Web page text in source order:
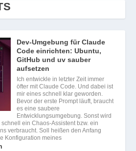
Dev-Umgebung für Claude
Code einrichten: Ubuntu,
GitHub und uv sauber
aufsetzen
Ich entwickle in letzter Zeit immer
öfter mit Claude Code. Und dabei ist
mir eines schnell klar geworden.
Bevor der erste Prompt läuft, braucht
es eine saubere
Entwicklungsumgebung. Sonst wird
ein Chaos-Assistent bzw. ein
verbraucht. Soll heißen den Anfang
Konfiguration meines